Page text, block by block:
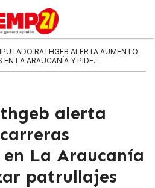
RATHGEB ALERTA AUMENTO
LA ARAUCANÍA Y PIDE...
alerta
La Araucanía
patrullajes